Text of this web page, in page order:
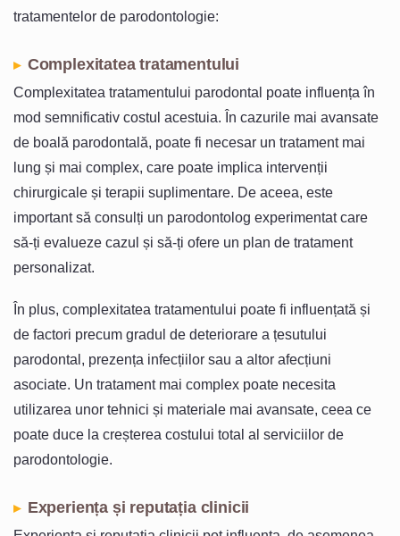
tratamentelor de parodontologie:
Complexitatea tratamentului
Complexitatea tratamentului parodontal poate influența în
mod semnificativ costul acestuia. În cazurile mai avansate
de boală parodontală, poate fi necesar un tratament mai
lung și mai complex, care poate implica intervenții
chirurgicale și terapii suplimentare. De aceea, este
important să consulți un parodontolog experimentat care
să-ți evalueze cazul și să-ți ofere un plan de tratament
personalizat.
În plus, complexitatea tratamentului poate fi influențată și
de factori precum gradul de deteriorare a țesutului
parodontal, prezența infecțiilor sau a altor afecțiuni
asociate. Un tratament mai complex poate necesita
utilizarea unor tehnici și materiale mai avansate, ceea ce
poate duce la creșterea costului total al serviciilor de
parodontologie.
Experiența și reputația clinicii